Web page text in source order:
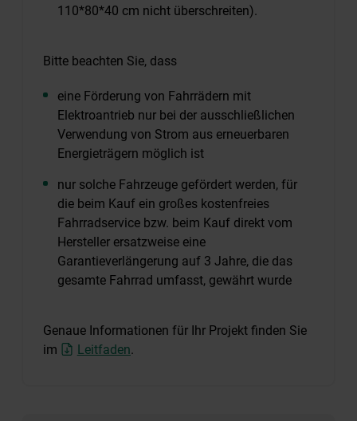
110*80*40 cm nicht überschreiten).
Bitte beachten Sie, dass
eine Förderung von Fahrrädern mit
Elektroantrieb nur bei der ausschließlichen
Verwendung von Strom aus erneuerbaren
Energieträgern möglich ist
nur solche Fahrzeuge gefördert werden, für
die beim Kauf ein großes kostenfreies
Fahrradservice bzw. beim Kauf direkt vom
Hersteller ersatzweise eine
Garantieverlängerung auf 3 Jahre, die das
gesamte Fahrrad umfasst, gewährt wurde
Genaue Informationen für Ihr Projekt finden Sie
im
Leitfaden.